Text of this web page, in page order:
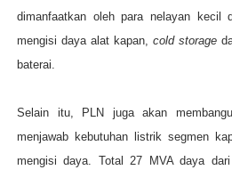
dimanfaatkan oleh para nelayan kecil
mengisi daya alat kapan, cold storage
baterai.
Selain itu, PLN juga akan
menjawab kebutuhan listrik segmen
mengisi daya. Total 27 MVA daya dari